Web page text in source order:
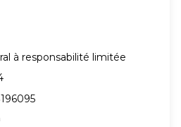
à responsabilité limitée